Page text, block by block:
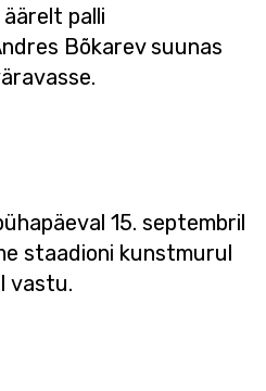
palli
Bõkarev suunas
15. septembril
staadioni kunstmurul
vastu.